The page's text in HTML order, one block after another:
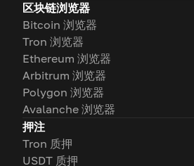
区块链浏览器
Bitcoin 浏览器
Tron 浏览器
Ethereum 浏览器
Arbitrum 浏览器
Polygon 浏览器
Avalanche 浏览器
押注
Tron 质押
USDT 质押